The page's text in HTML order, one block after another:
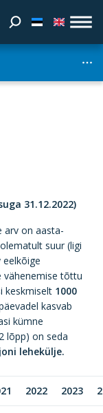
31.12.2022)
arv on aasta-
suur (ligi
eelkõige
vähenemise tõttu
keskmiselt 1000
kasvab
kümne
lõpp) on seda
lehekülje.
2022 2023